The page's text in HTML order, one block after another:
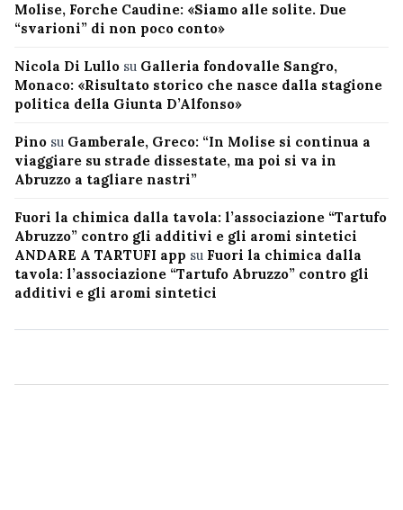
Molise, Forche Caudine: «Siamo alle solite. Due
“svarioni” di non poco conto»
Nicola Di Lullo su Galleria fondovalle Sangro,
Monaco: «Risultato storico che nasce dalla stagione
politica della Giunta D’Alfonso»
Pino su Gamberale, Greco: “In Molise si continua a
viaggiare su strade dissestate, ma poi si va in
Abruzzo a tagliare nastri”
Fuori la chimica dalla tavola: l’associazione “Tartufo
Abruzzo” contro gli additivi e gli aromi sintetici
ANDARE A TARTUFI app su Fuori la chimica dalla
tavola: l’associazione “Tartufo Abruzzo” contro gli
additivi e gli aromi sintetici